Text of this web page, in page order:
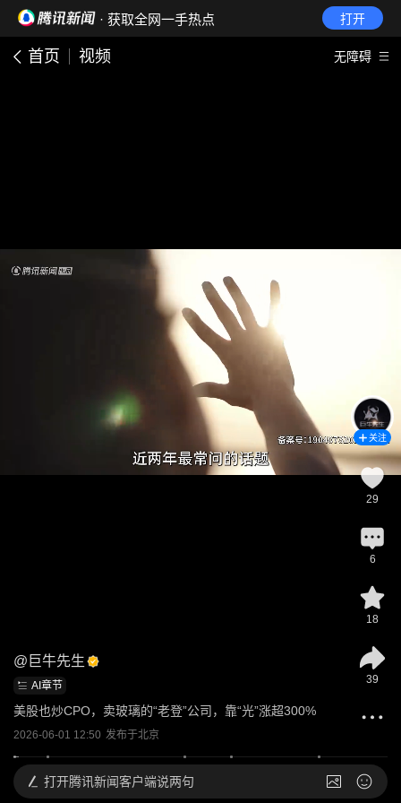
· 获取全网一手热点 打开
首页 视频 无障碍
@ 巨牛先生
AI章节
美股也炒CPO，卖玻璃的“老登”公司，靠“光”涨超300%
2026-06-01 12:50 发布于北京
关注
29
6
18
39
打开腾讯新闻客户端说两句